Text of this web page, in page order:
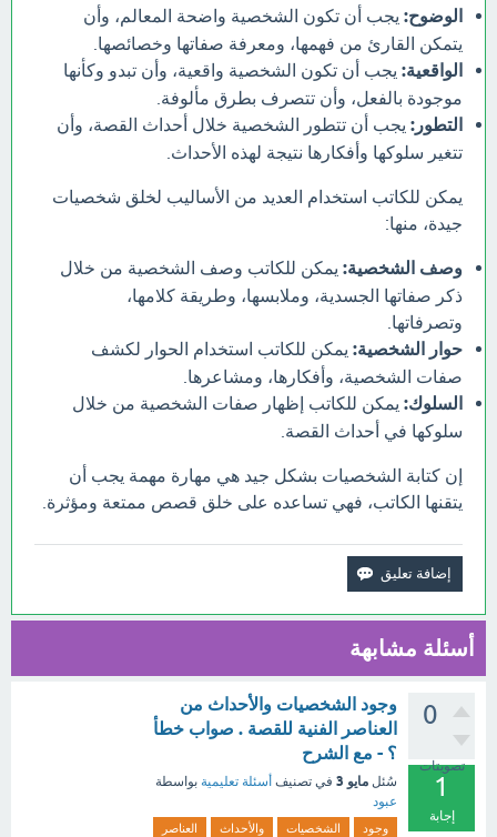
الوضوح: يجب أن تكون الشخصية واضحة المعالم، وأن
يتمكن القارئ من فهمها، ومعرفة صفاتها وخصائصها.
الواقعية: يجب أن تكون الشخصية واقعية، وأن تبدو وكأنها
موجودة بالفعل، وأن تتصرف بطرق مألوفة.
التطور: يجب أن تتطور الشخصية خلال أحداث القصة، وأن
تتغير سلوكها وأفكارها نتيجة لهذه الأحداث.
يمكن للكاتب استخدام العديد من الأساليب لخلق شخصيات
جيدة، منها:
وصف الشخصية: يمكن للكاتب وصف الشخصية من خلال
ذكر صفاتها الجسدية، وملابسها، وطريقة كلامها،
وتصرفاتها.
حوار الشخصية: يمكن للكاتب استخدام الحوار لكشف
صفات الشخصية، وأفكارها، ومشاعرها.
السلوك: يمكن للكاتب إظهار صفات الشخصية من خلال
سلوكها في أحداث القصة.
إن كتابة الشخصيات بشكل جيد هي مهارة مهمة يجب أن
يتقنها الكاتب، فهي تساعده على خلق قصص ممتعة ومؤثرة.
أسئلة مشابهة
0
تصويتات
1
إجابة
وجود الشخصيات والأحداث من
العناصر الفنية للقصة . صواب خطأ
؟ - مع الشرح
سُئل مايو 3 في تصنيف أسئلة تعليمية بواسطة
عبود
وجود الشخصيات والأحداث
العناصر